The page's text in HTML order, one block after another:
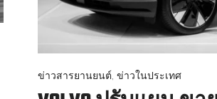
ข่าวสารยานยนต์, ข่าวในประเทศ